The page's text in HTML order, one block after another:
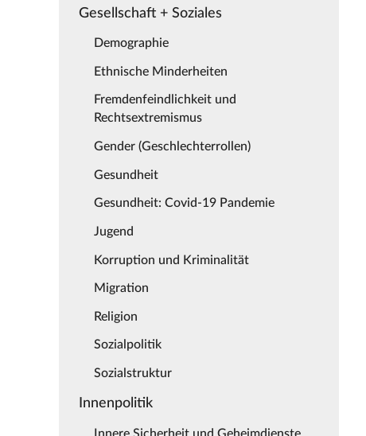
Gesellschaft + Soziales
Demographie
Ethnische Minderheiten
Fremdenfeindlichkeit und
Rechtsextremismus
Gender (Geschlechterrollen)
Gesundheit
Gesundheit: Covid-19 Pandemie
Jugend
Korruption und Kriminalität
Migration
Religion
Sozialpolitik
Sozialstruktur
Innenpolitik
Innere Sicherheit und Geheimdienste